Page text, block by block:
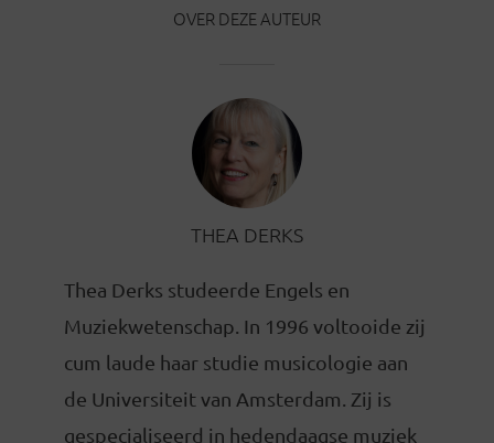
OVER DEZE AUTEUR
THEA DERKS
Thea Derks studeerde Engels en
Muziekwetenschap. In 1996 voltooide zij
cum laude haar studie musicologie aan
de Universiteit van Amsterdam. Zij is
gespecialiseerd in hedendaagse muziek